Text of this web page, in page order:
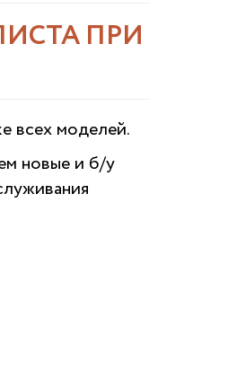
ПРИ
всех моделей.
новые и б/у